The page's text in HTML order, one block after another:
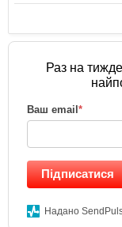
Раз на
Ваш email *
Підписатися
Надано